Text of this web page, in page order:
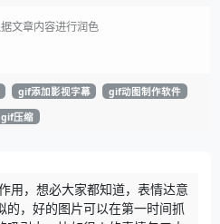
文章内容进行润色
gif添加影视字幕
gif动图制作软件
gif压缩
用，想必大家都知道，表情达意
的，好的图片可以在第一时间抓